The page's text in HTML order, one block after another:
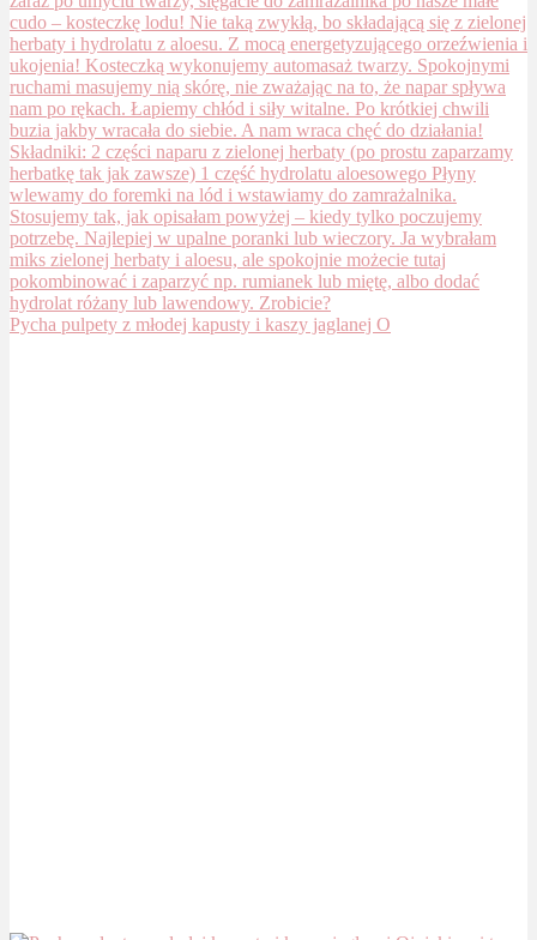
Pycha pulpety z młodej kapusty i kaszy jaglanej O